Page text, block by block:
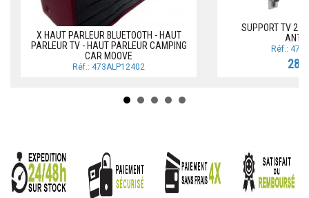
X HAUT PARLEUR BLUETOOTH - HAUT
PARLEUR TV - HAUT PARLEUR CAMPING
CAR MOOVE
Réf.: 473ALP12402
SUPPORT TV 2
Réf.: